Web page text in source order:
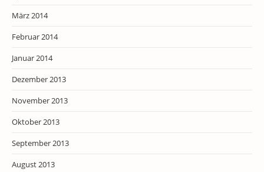
März 2014
Februar 2014
Januar 2014
Dezember 2013
November 2013
Oktober 2013
September 2013
August 2013